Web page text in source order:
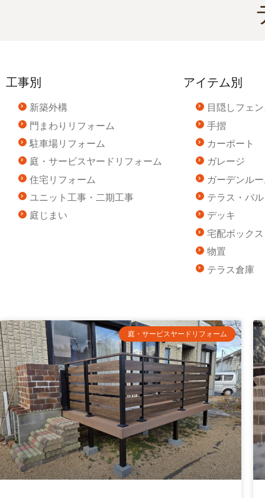
工事別
新築外構
門まわりリフォーム
駐車場リフォーム
庭・サービスヤードリフォーム
住宅リフォーム
ユニット工事・二期工事
庭じまい
アイテム別
目隠しフェ
手摺
カーポート
ガレージ
ガーデンル
テラス・バ
デッキ
宅配ボックス
物置
テラス倉庫
庭・サービスヤードリフォーム